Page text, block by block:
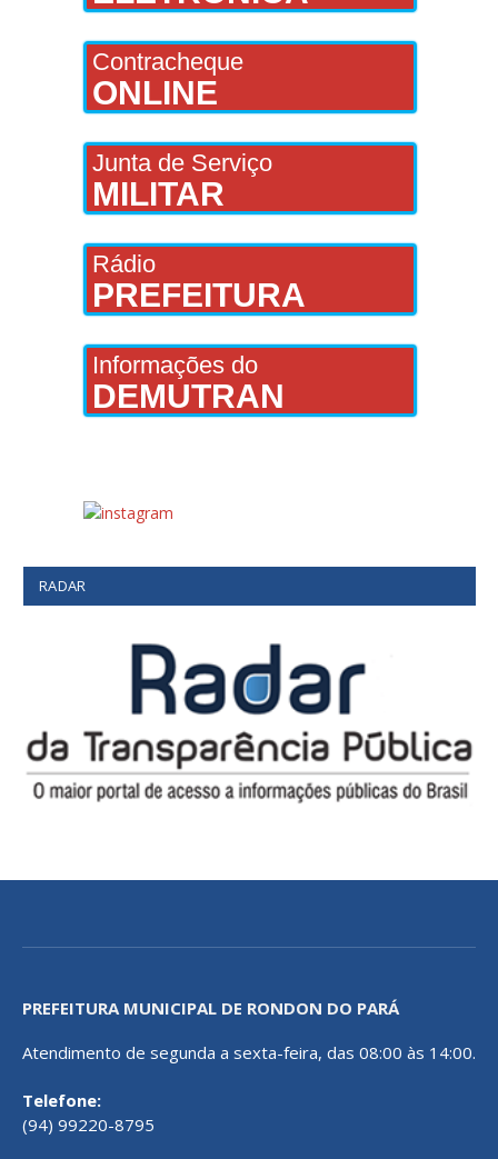
Contracheque
ONLINE
Junta de Serviço
MILITAR
Rádio
PREFEITURA
Informações do
DEMUTRAN
RADAR
PREFEITURA MUNICIPAL DE RONDON DO PARÁ
Atendimento de segunda a sexta-feira, das 08:00 às 14:00.
Telefone:
(94) 99220-8795